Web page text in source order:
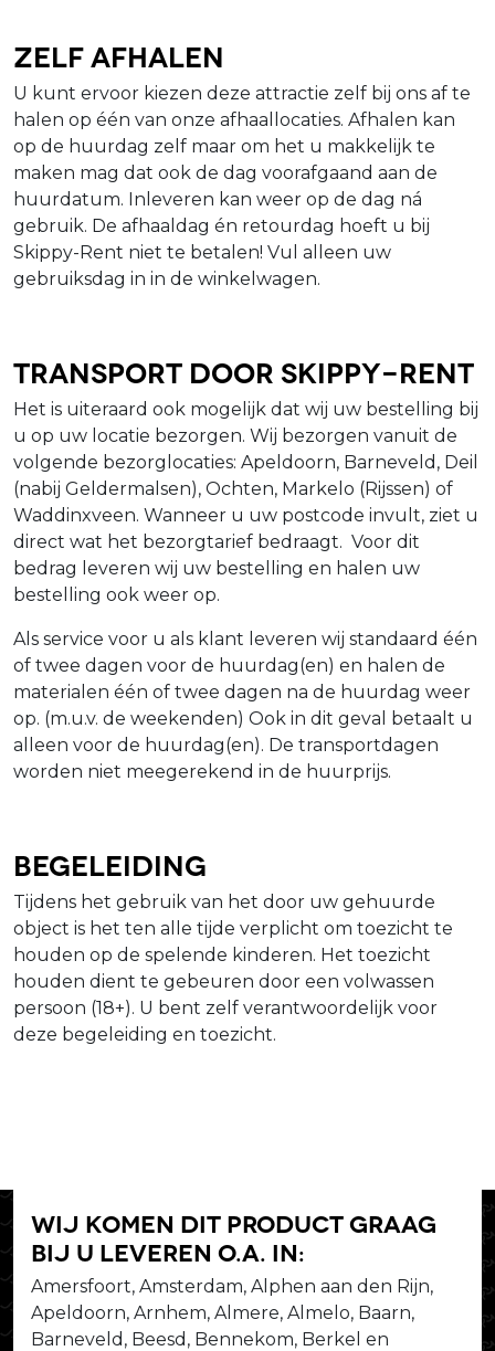
Zelf afhalen
U kunt ervoor kiezen deze attractie zelf bij ons af te
halen op één van onze afhaallocaties. Afhalen kan
op de huurdag zelf maar om het u makkelijk te
maken mag dat ook de dag voorafgaand aan de
huurdatum. Inleveren kan weer op de dag ná
gebruik. De afhaaldag én retourdag hoeft u bij
Skippy-Rent niet te betalen! Vul alleen uw
gebruiksdag in in de winkelwagen.
Transport door Skippy-Rent
Het is uiteraard ook mogelijk dat wij uw bestelling bij
u op uw locatie bezorgen. Wij bezorgen vanuit de
volgende bezorglocaties: Apeldoorn, Barneveld, Deil
(nabij Geldermalsen), Ochten, Markelo (Rijssen) of
Waddinxveen. Wanneer u uw postcode invult, ziet u
direct wat het bezorgtarief bedraagt. Voor dit
bedrag leveren wij uw bestelling en halen uw
bestelling ook weer op.
Als service voor u als klant leveren wij standaard één
of twee dagen voor de huurdag(en) en halen de
materialen één of twee dagen na de huurdag weer
op. (m.u.v. de weekenden) Ook in dit geval betaalt u
alleen voor de huurdag(en). De transportdagen
worden niet meegerekend in de huurprijs.
Begeleiding
Tijdens het gebruik van het door uw gehuurde
object is het ten alle tijde verplicht om toezicht te
houden op de spelende kinderen. Het toezicht
houden dient te gebeuren door een volwassen
persoon (18+). U bent zelf verantwoordelijk voor
deze begeleiding en toezicht.
Wij komen dit product graag
bij u leveren o.a. in:
Amersfoort, Amsterdam, Alphen aan den Rijn,
Apeldoorn, Arnhem, Almere, Almelo, Baarn,
Barneveld, Beesd, Bennekom, Berkel en